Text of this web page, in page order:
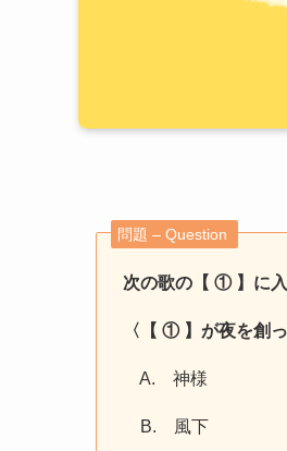
問題 – Question
次の歌の【 ① 】に
〈【 ① 】が夜を創
A. 神様
B. 風下